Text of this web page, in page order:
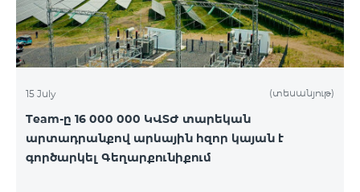
Մարզային 9900 4950
15 July (տեսանյութ)
Team-ը 16 000 000 ԿՎՏԺ տարեկան
արտադրանքով արևային հզոր կայան է
գործարկել Գեղարքունիքում